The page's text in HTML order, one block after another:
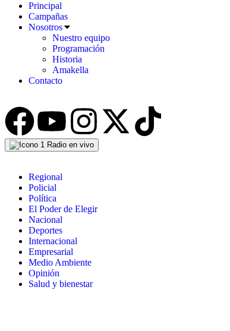
Principal
Campañas
Nosotros
Nuestro equipo
Programación
Historia
Amakella
Contacto
Radio en vivo
Regional
Policial
Política
El Poder de Elegir
Nacional
Deportes
Internacional
Empresarial
Medio Ambiente
Opinión
Salud y bienestar